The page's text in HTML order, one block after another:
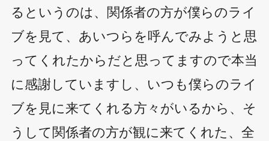
るというのは、関係者の方が僕らのライ
ブを見て、あいつらを呼んでみようと思
ってくれたからだと思ってますので本当
に感謝していますし、いつも僕らのライ
ブを見に来てくれる方々がいるから、そ
うして関係者の方が観に来てくれた、全